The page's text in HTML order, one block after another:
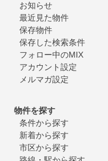
お知らせ
最近見た物件
保存物件
保存した検索条件
フォロー中のMIX
アカウント設定
メルマガ設定
物件を探す
条件から探す
新着から探す
市区から探す